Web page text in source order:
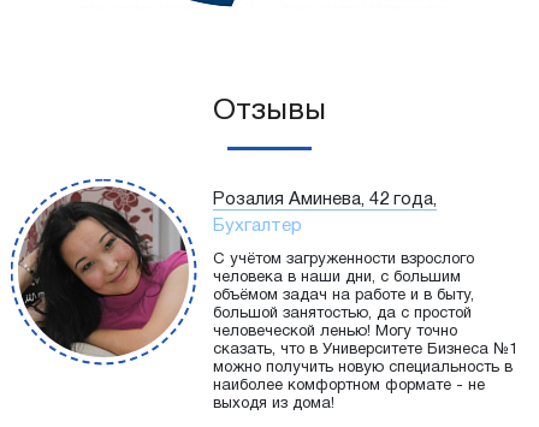
Отзывы
Розалия Аминева, 42 года,
Бухгалтер
С учётом загруженности взрослого
человека в наши дни, с большим
объёмом задач на работе и в быту,
большой занятостью, да с простой
человеческой ленью! Могу точно
сказать, что в Университете Бизнеса №1
можно получить новую специальность в
наиболее комфортном формате - не
выходя из дома!